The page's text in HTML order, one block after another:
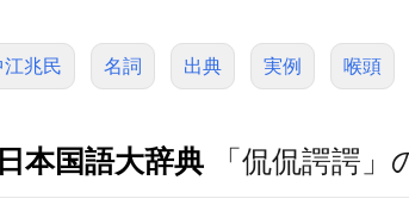
江兆民 名詞 出典 実例 喉頭
本国語大辞典 「侃侃諤諤